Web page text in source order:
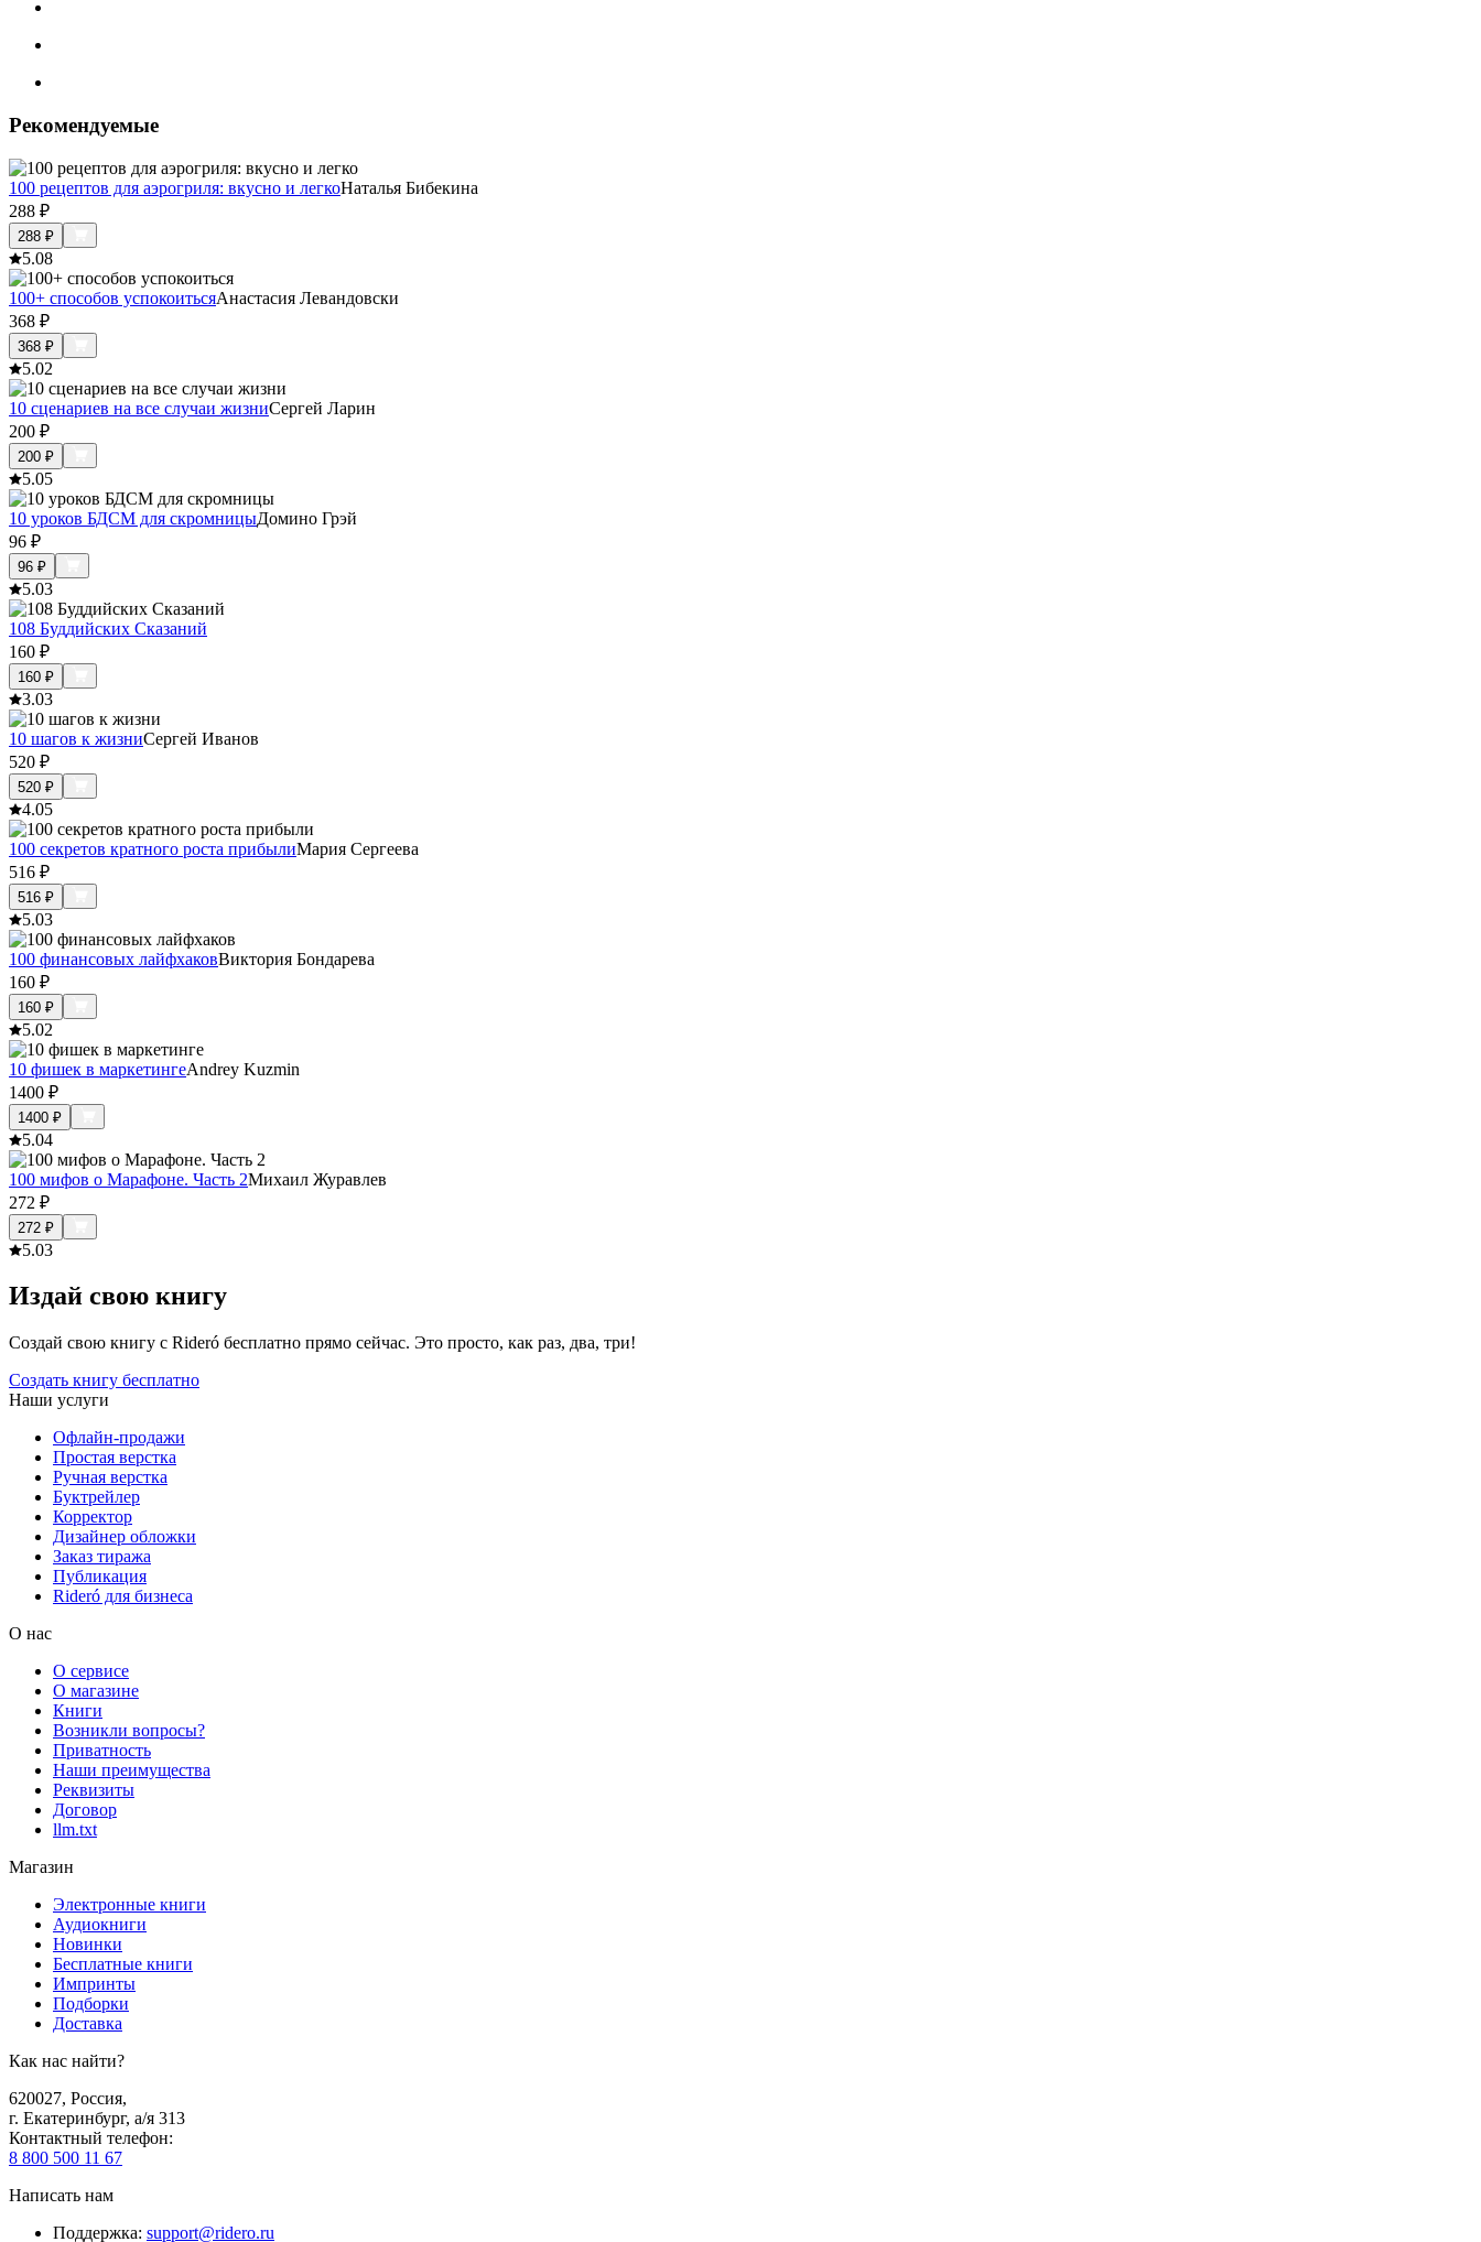
Рекомендуемые
100 рецептов для аэрогриля: вкусно и легкоНаталья Бибекина
288 ₽
288 ₽
5.08
100+ способов успокоитьсяАнастасия Левандовски
368 ₽
368 ₽
5.02
10 сценариев на все случаи жизниСергей Ларин
200 ₽
200 ₽
5.05
10 уроков БДСМ для скромницыДомино Грэй
96 ₽
96 ₽
5.03
108 Буддийских Сказаний
160 ₽
160 ₽
3.03
10 шагов к жизниСергей Иванов
520 ₽
520 ₽
4.05
100 секретов кратного роста прибылиМария Сергеева
516 ₽
516 ₽
5.03
100 финансовых лайфхаковВиктория Бондарева
160 ₽
160 ₽
5.02
10 фишек в маркетингеAndrey Kuzmin
1400 ₽
1400 ₽
5.04
100 мифов о Марафоне. Часть 2Михаил Журавлев
272 ₽
272 ₽
5.03
Издай свою книгу
Создай свою книгу с Rideró бесплатно прямо сейчас. Это просто, как раз, два, три!
Создать книгу бесплатно
Наши услуги
Офлайн-продажи
Простая верстка
Ручная верстка
Буктрейлер
Корректор
Дизайнер обложки
Заказ тиража
Публикация
Rideró для бизнеса
О нас
О сервисе
О магазине
Книги
Возникли вопросы?
Приватность
Наши преимущества
Реквизиты
Договор
llm.txt
Магазин
Электронные книги
Аудиокниги
Новинки
Бесплатные книги
Импринты
Подборки
Доставка
Как нас найти?
620027, Россия,
г. Екатеринбург, а/я 313
Контактный телефон:
8 800 500 11 67
Написать нам
Поддержка: support@ridero.ru